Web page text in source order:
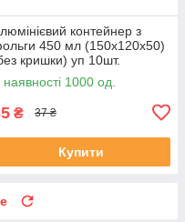
контейнер з
450 мл (150х120х50)
кришки) уп 10шт.
наявності 1000 од.
₴ 37 ₴
Купити